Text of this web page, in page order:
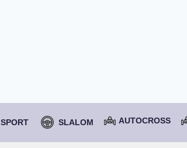
SPORT SLALOM AUTOCROSS